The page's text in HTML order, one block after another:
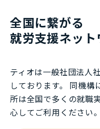
全国に繋がる
就労⽀援ネット
ティオは一般社団法⼈
しております。 同機
所は全国で多くの就職
⼼してご利⽤ください。